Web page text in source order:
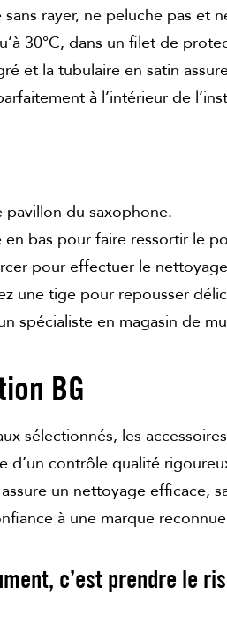
rayer, ne peluche pas et
30°C, dans un filet de
et la tubulaire en satin
à l’intérieur de
pavillon du saxophone.
en bas pour faire ressortir le
pour effectuer le
une tige pour repousser
spécialiste en magasin de
BG
sélectionnés, les
d’un contrôle qualité
un nettoyage efficace,
à une marque
c’est prendre le